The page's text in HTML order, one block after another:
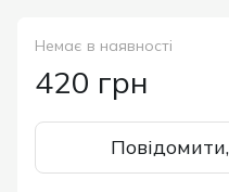
Немає в наявності
420 грн